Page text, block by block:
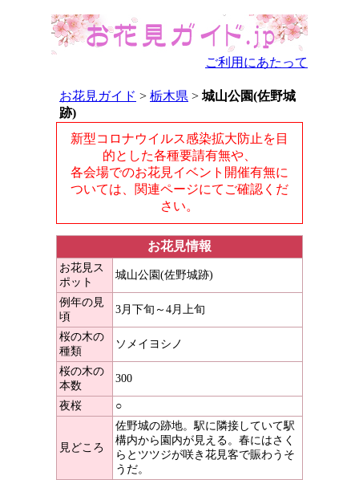
ご利用にあたって
お花見ガイド > 栃木県 > 城山公園(佐野城
跡)
新型コロナウイルス感染拡大防止を目
的とした各種要請有無や、
各会場でのお花見イベント開催有無に
ついては、関連ページにてご確認くだ
さい。
お花見情報
お花見ス
ポット
城山公園(佐野城跡)
例年の見
頃
3月下旬～4月上旬
桜の木の
種類
ソメイヨシノ
桜の木の
本数
300
夜桜 ○
見どころ
佐野城の跡地。駅に隣接していて駅
構内から園内が見える。春にはさく
らとツツジが咲き花見客で賑わうそ
うだ。